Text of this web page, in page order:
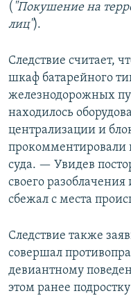
( "Покушение на
лиц").
Следствие считает,
шкаф батарейного
железнодорожных
находилось
централизации и
прокомментировали
суда. — Увидев
своего
сбежал с места
Следствие также
совершал
девиантному
этом ранее